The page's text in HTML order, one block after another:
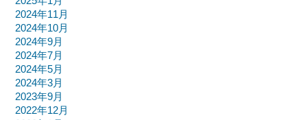
2024年11月
2024年10月
2024年9月
2024年7月
2024年5月
2024年3月
2023年9月
2022年12月